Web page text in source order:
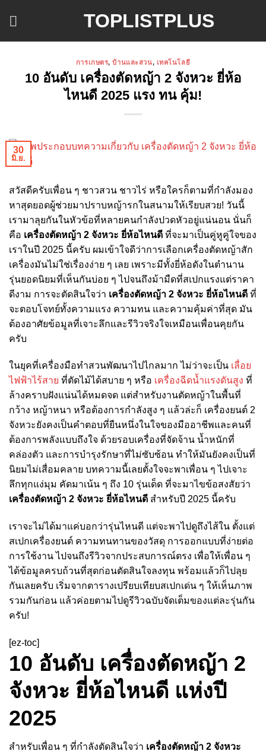
TOPLISTPLUS
การเกษตร,บ้านและสวน, เทคโนโลยี
10 อันดับ เครื่องตัดหญ้า 2 จังหวะ ยี่ห้อ
ไหนดี 2025 แรง ทน คุ้ม!
30
มิ.ย.
สวัสดีครับเพื่อน ๆ ชาวสวน ชาวไร่ หรือใครก็ตามที่กำลังมอง
หาสุดยอดผู้ช่วยมาปราบหญ้ารกในสนามให้เรียบสวย! วันนี้
เรามาลุยกันในหัวข้อที่หลายคนกำลังปวดหัวอยู่แน่นอน นั่นก็
คือ เครื่องตัดหญ้า 2 จังหวะ ยี่ห้อไหนดี ที่จะมาเป็นคู่หูคู่ใจของ
เราในปี 2025 นี้ครับ ผมเข้าใจดีว่าการเลือกเครื่องตัดหญ้าสัก
เครื่องมันไม่ใช่เรื่องง่าย ๆ เลย เพราะมีทั้งยี่ห้อดังในตำนาน
รุ่นยอดนิยมที่เห็นกันบ่อย ๆ ไปจนถึงม้ามืดที่สเปกแรงแต่ราคา
ดีงาม การจะตัดสินใจว่า เครื่องตัดหญ้า 2 จังหวะ ยี่ห้อไหนดี ที่
จะตอบโจทย์ทั้งความแรง ความทน และความคุ้มค่าที่สุด มัน
ต้องอาศัยข้อมูลที่เจาะลึกและรีวิวจริงใจเหมือนเพื่อนคุยกัน
ครับ
ในยุคที่เครื่องมือทำสวนพัฒนาไปไกลมาก ไม่ว่าจะเป็น เลื่อย
ไฟฟ้าไร้สาย ที่ตัดไม้ได้สบาย ๆ หรือ เครื่องฉีดน้ำแรงดันสูง ที่
ล้างคราบฝังแน่นได้หมดจด แต่สำหรับงานตัดหญ้าในพื้นที่
กว้าง หญ้าหนา หรือต้องการกำลังสูง ๆ แล้วล่ะก็ เครื่องยนต์ 2
จังหวะยังคงเป็นคำตอบที่ยืนหนึ่งในใจของมืออาชีพและคนที่
ต้องการพลังแบบถึงใจ ด้วยรอบเครื่องที่จัดจ้าน น้ำหนักที่
คล่องตัว และการบำรุงรักษาที่ไม่ซับซ้อน ทำให้มันยังคงเป็นที่
นิยมไม่เสื่อมคลาย บทความนี้เลยตั้งใจจะพาเพื่อน ๆ ไปเจาะ
ลึกทุกแง่มุม คัดมาเน้น ๆ ถึง 10 รุ่นเด็ด ที่จะมาไขข้อสงสัยว่า
เครื่องตัดหญ้า 2 จังหวะ ยี่ห้อไหนดี สำหรับปี 2025 นี้ครับ
เราจะไม่ได้มาแค่บอกว่ารุ่นไหนดี แต่จะพาไปดูถึงไส้ใน ตั้งแต่
สเปกเครื่องยนต์ ความทนทานของวัสดุ การออกแบบที่ง่ายต่อ
การใช้งาน ไปจนถึงรีวิวจากประสบการณ์ตรง เพื่อให้เพื่อน ๆ
ได้ข้อมูลครบถ้วนที่สุดก่อนตัดสินใจลงทุน พร้อมแล้วก็ไปลุย
กันเลยครับ เริ่มจากตารางเปรียบเทียบสเปกเด่น ๆ ให้เห็นภาพ
รวมกันก่อน แล้วค่อยตามไปดูรีวิวฉบับจัดเต็มของแต่ละรุ่นกัน
ครับ!
[ez-toc]
10 อันดับ เครื่องตัดหญ้า 2
จังหวะ ยี่ห้อไหนดี แห่งปี
2025
สำหรับเพื่อน ๆ ที่กำลังตัดสินใจว่า เครื่องตัดหญ้า 2 จังหวะ